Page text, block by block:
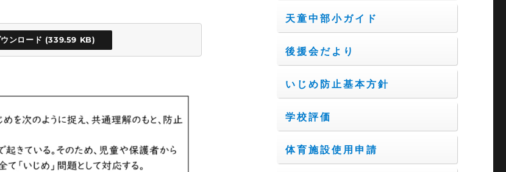
ンロード
天童中部小ガイド
後援会だより
いじめ防止基本方針
学校評価
体育施設使用申請